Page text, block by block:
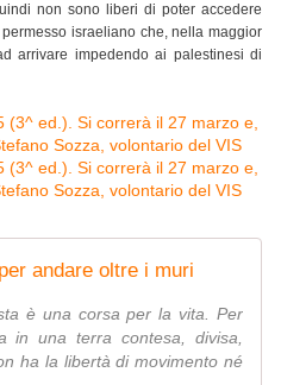
non sono liberi di poter accedere
israeliano che, nella maggior
arrivare impedendo ai palestinesi di
andare oltre i muri
è una corsa per la vita. Per
in una terra contesa, divisa,
ha la libertà di movimento né